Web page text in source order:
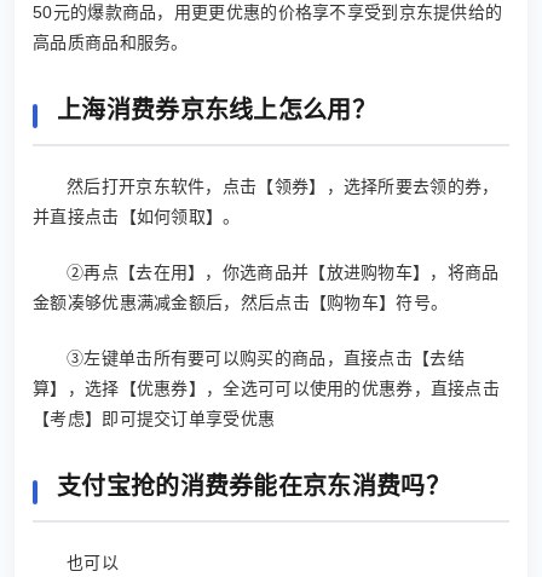
50元的爆款商品，用更更优惠的价格享不享受到京东提供给的
高品质商品和服务。
上海消费券京东线上怎么用？
然后打开京东软件，点击【领券】，选择所要去领的券，
并直接点击【如何领取】。
②再点【去在用】，你选商品并【放进购物车】，将商品
金额凑够优惠满减金额后，然后点击【购物车】符号。
③左键单击所有要可以购买的商品，直接点击【去结
算】，选择【优惠券】，全选可可以使用的优惠券，直接点击
【考虑】即可提交订单享受优惠
支付宝抢的消费券能在京东消费吗？
也可以